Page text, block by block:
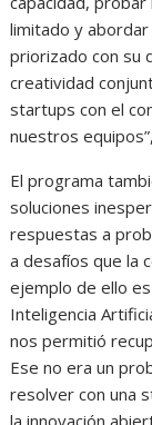
limitado y
priorizado con su
creatividad
startups con el
nuestros
El programa
soluciones
respuestas a
a desafíos que la
ejemplo de ello
Inteligencia
nos permitió
Ese no era un
resolver con una